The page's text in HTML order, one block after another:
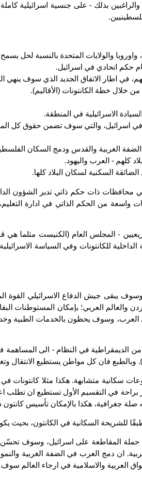
بذلك - على جنسية اسرائيلية
والولايات المتحدة بالنسبة لحل
حكم اتحادي في اسرائيل.
في اطار الاتفاق الجديد الذي سوف ينهي
خلال خطة الكانتونات (الأقاليم).
الاسرائيلية في المنطقة.
في اسرائيل، والتي سوف تضمن حقوق كل
الغربية والقدس ودمج السكان
كلهم - العرب واليهود.
السكنية لسكان البلاد كلها.
- تقسيم البلاد الى 30 كانتونا (إقليمًا)- وهي
واسعة من الحكم الذاتي في ادارة
- المجلس العام (الكنيست مثلما هي
للكانتونات وفي السياسة
جيش الدفاع الاسرائيلي القوة
والعالم العربي؛ بإمكان المستوطنات
العرب، وسوف يحظون بالخدمات الطبية
من الديمقراطية في النظام - الى
وبالطبع فان كل مواطن يستطيع الانتقال
سكانية متشابهة. هكذا مثلا كانتونات
في التقسيم الأول تستطيع ان تطلب
صلة جغرافية، هكذا بالإمكان تأسيس
للشريحة السكانية في الكانتون، بحيث
المقاطعة على اسرائيل، وسوف تحسّن
ان دمج العرب في الضفة الغربية
والاسلامية في ارجاء العالم سوف